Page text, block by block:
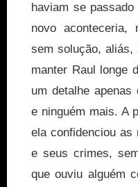
haviam se
novo aconteceria,
sem solução, aliás,
manter Raul longe
um detalhe apenas
e ninguém mais. A
ela confidenciou as
e seus crimes,
que ouviu alguém